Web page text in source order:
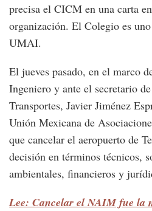
precisa el CICM en una carta
organización. El Colegio es
UMAI.
El jueves pasado, en el marco
Ingeniero y ante el secretario
Transportes, Javier Jiménez
Unión Mexicana de
que cancelar el aeropuerto de
decisión en términos técnicos,
ambientales, financieros y
Lee: Cancelar el NAIM fue la